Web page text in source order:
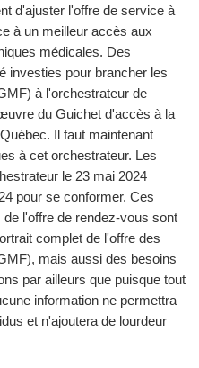
d'ajuster l'offre de service à
à un meilleur accès aux
médicales. Des
investies pour brancher les
à l'orchestrateur de
du Guichet d'accès à la
Il faut maintenant
à cet orchestrateur. Les
le 23 mai 2024
pour se conformer. Ces
l'offre de rendez-vous sont
complet de l'offre des
mais aussi des besoins
par ailleurs que puisque tout
information ne permettra
et n'ajoutera de lourdeur